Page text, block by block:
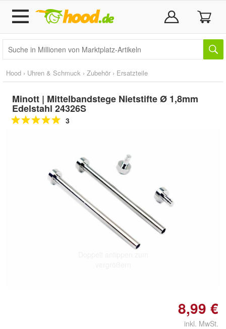
Hood › Uhren & Schmuck › Zubehör › Ersatzteile
Minott | Mittelbandstege Nietstifte Ø 1,8mm
Edelstahl 24326S
3
8,99 €
inkl. MwSt.